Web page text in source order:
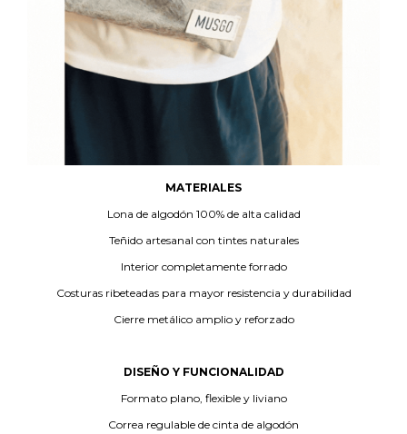
MATERIALES
Lona de algodón 100% de alta calidad
Teñido artesanal con tintes naturales
Interior completamente forrado
Costuras ribeteadas para mayor resistencia y durabilidad
Cierre metálico amplio y reforzado
DISEÑO Y FUNCIONALIDAD
Formato plano, flexible y liviano
Correa regulable de cinta de algodón